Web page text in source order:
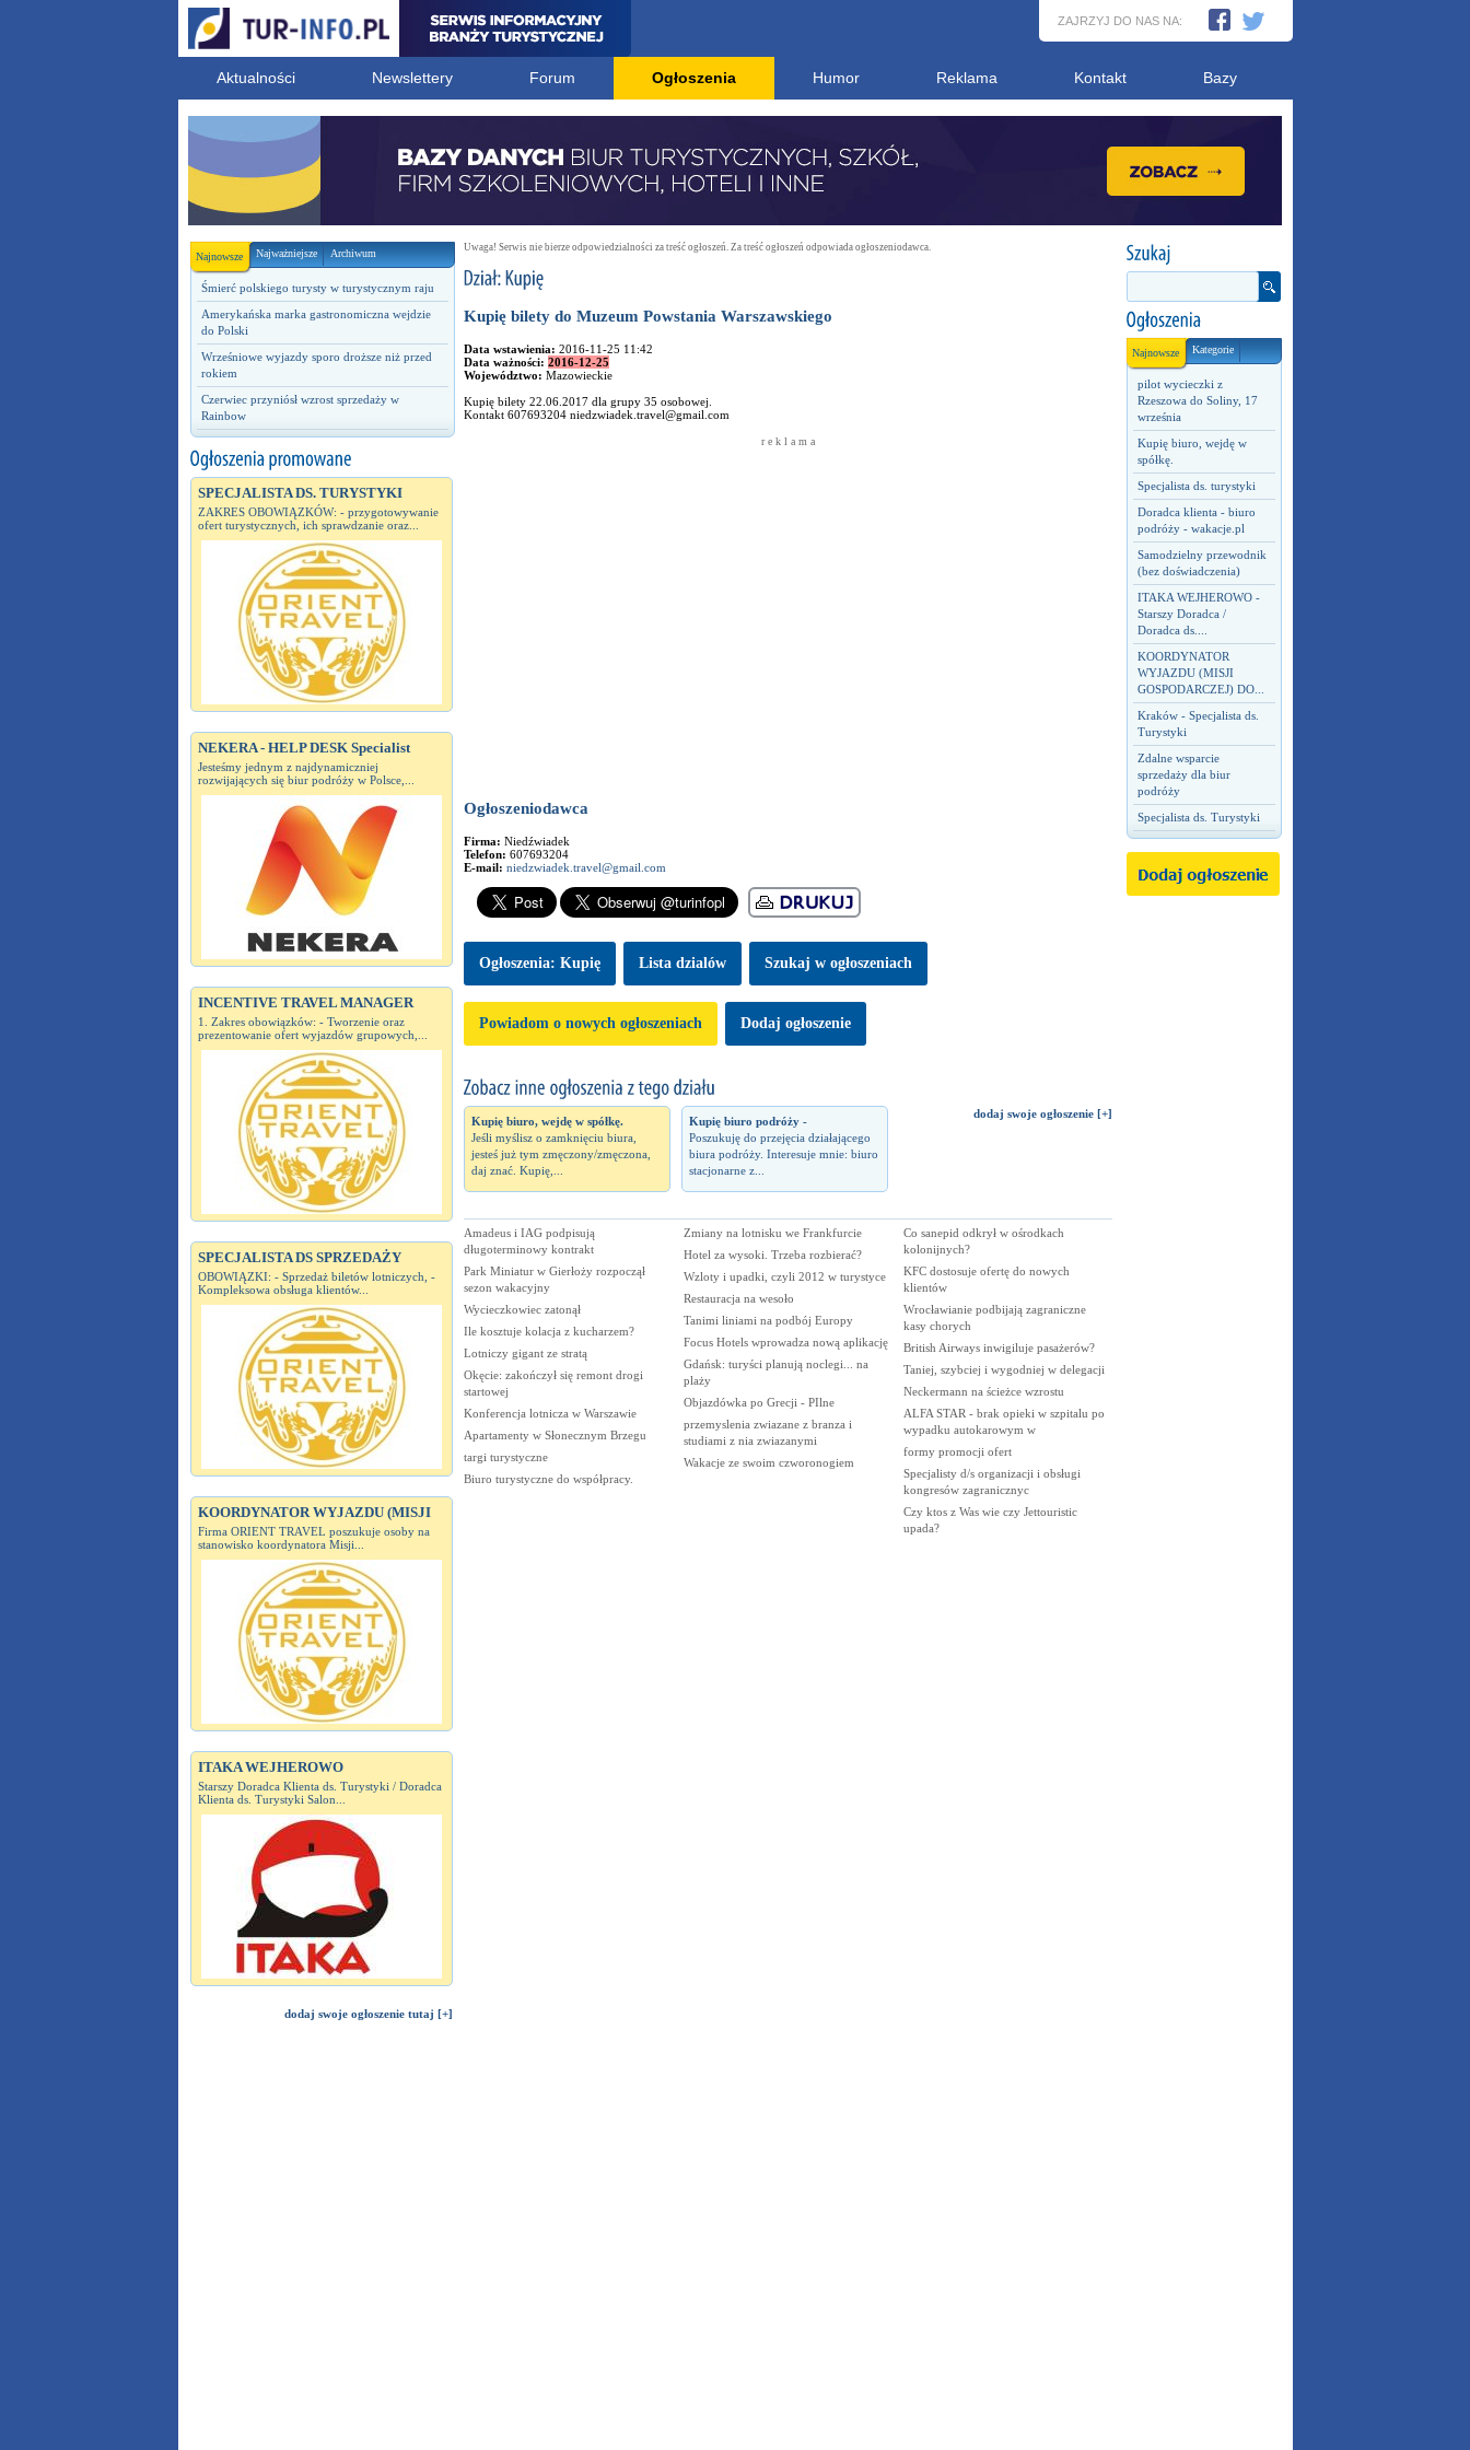
ZAJRZYJ DO NAS NA:
Aktualności Newslettery Forum Ogłoszenia Humor Reklama Kontakt Bazy
Najnowsze Najważniejsze Archiwum
Śmierć polskiego turysty w turystycznym raju
Amerykańska marka gastronomiczna wejdzie
do Polski
Wrześniowe wyjazdy sporo droższe niż przed
rokiem
Czerwiec przyniósł wzrost sprzedaży w
Rainbow
SPECJALISTA DS. TURYSTYKI
ZAKRES OBOWIĄZKÓW: - przygotowywanie
ofert turystycznych, ich sprawdzanie oraz...
NEKERA - HELP DESK Specialist
Jesteśmy jednym z najdynamiczniej
rozwijających się biur podróży w Polsce,...
INCENTIVE TRAVEL MANAGER
1. Zakres obowiązków: - Tworzenie oraz
prezentowanie ofert wyjazdów grupowych,...
SPECJALISTA DS SPRZEDAŻY
OBOWIĄZKI: - Sprzedaż biletów lotniczych, -
Kompleksowa obsługa klientów...
KOORDYNATOR WYJAZDU (MISJI
Firma ORIENT TRAVEL poszukuje osoby na
stanowisko koordynatora Misji...
ITAKA WEJHEROWO
Starszy Doradca Klienta ds. Turystyki / Doradca
Klienta ds. Turystyki Salon...
dodaj swoje ogłoszenie tutaj [+]
Najnowsze Kategorie
pilot wycieczki z
Rzeszowa do Soliny, 17
września
Kupię biuro, wejdę w
spółkę.
Specjalista ds. turystyki
Doradca klienta - biuro
podróży - wakacje.pl
Samodzielny przewodnik
(bez doświadczenia)
ITAKA WEJHEROWO -
Starszy Doradca /
Doradca ds....
KOORDYNATOR
WYJAZDU (MISJI
GOSPODARCZEJ) DO...
Kraków - Specjalista ds.
Turystyki
Zdalne wsparcie
sprzedaży dla biur
podróży
Specjalista ds. Turystyki
Uwaga! Serwis nie bierze odpowiedzialności za treść ogłoszeń. Za treść ogłoszeń odpowiada ogłoszeniodawca.
Kupię bilety do Muzeum Powstania Warszawskiego
Data wstawienia: 2016-11-25 11:42
Data ważności: 2016-12-25
Województwo: Mazowieckie
Kupię bilety 22.06.2017 dla grupy 35 osobowej.
Kontakt 607693204 niedzwiadek.travel@gmail.com
r e k l a m a
Ogłoszeniodawca
Firma: Niedźwiadek
Telefon: 607693204
E-mail: niedzwiadek.travel@gmail.com
Ogłoszenia: Kupię Lista dzialów Szukaj w ogłoszeniach
Powiadom o nowych ogłoszeniach Dodaj ogłoszenie
Kupię biuro, wejdę w spółkę.
Jeśli myślisz o zamknięciu biura,
jesteś już tym zmęczony/zmęczona,
daj znać. Kupię,...
Kupię biuro podróży -
Poszukuję do przejęcia działającego
biura podróży. Interesuje mnie: biuro
stacjonarne z...
dodaj swoje ogłoszenie [+]
Amadeus i IAG podpisują
długoterminowy kontrakt
Park Miniatur w Gierłoży rozpoczął
sezon wakacyjny
Wycieczkowiec zatonął
Ile kosztuje kolacja z kucharzem?
Lotniczy gigant ze stratą
Okęcie: zakończył się remont drogi
startowej
Konferencja lotnicza w Warszawie
Apartamenty w Słonecznym Brzegu
targi turystyczne
Biuro turystyczne do współpracy.
Zmiany na lotnisku we Frankfurcie
Hotel za wysoki. Trzeba rozbierać?
Wzloty i upadki, czyli 2012 w turystyce
Restauracja na wesoło
Tanimi liniami na podbój Europy
Focus Hotels wprowadza nową aplikację
Gdańsk: turyści planują noclegi... na
plaży
Objazdówka po Grecji - PIlne
przemyslenia zwiazane z branza i
studiami z nia zwiazanymi
Wakacje ze swoim czworonogiem
Co sanepid odkrył w ośrodkach
kolonijnych?
KFC dostosuje ofertę do nowych
klientów
Wrocławianie podbijają zagraniczne
kasy chorych
British Airways inwigiluje pasażerów?
Taniej, szybciej i wygodniej w delegacji
Neckermann na ścieżce wzrostu
ALFA STAR - brak opieki w szpitalu po
wypadku autokarowym w
formy promocji ofert
Specjalisty d/s organizacji i obsługi
kongresów zagranicznyc
Czy ktos z Was wie czy Jettouristic
upada?